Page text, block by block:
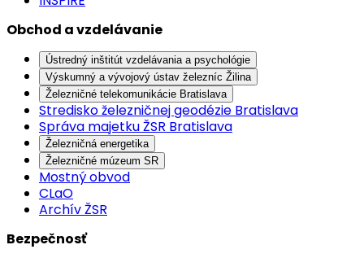
Obchod a vzdelávanie
Ústredný inštitút vzdelávania a psychológie
Výskumný a vývojový ústav železníc Žilina
Železničné telekomunikácie Bratislava
Stredisko železničnej geodézie Bratislava
Správa majetku ŽSR Bratislava
Železničná energetika
Železničné múzeum SR
Mostný obvod
CLaO
Archív ŽSR
Bezpečnosť